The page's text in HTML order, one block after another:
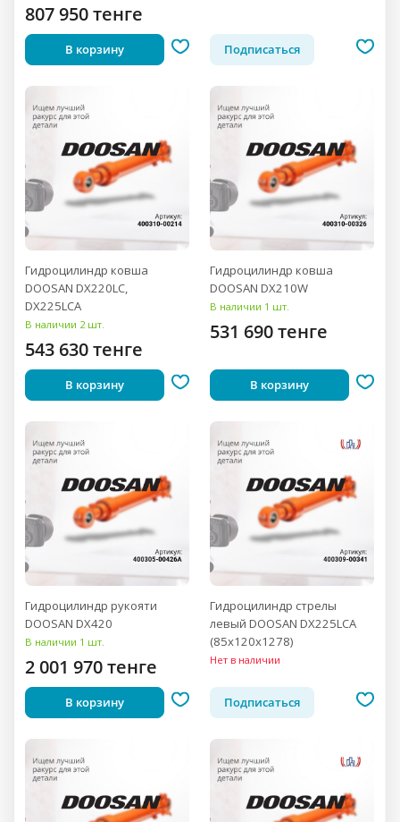
807 950 тенге
В корзину Подписаться
Гидроцилиндр ковша
DOOSAN DX220LC,
DX225LCA
В наличии 2 шт.
543 630 тенге
В корзину
Гидроцилиндр ковша
DOOSAN DX210W
В наличии 1 шт.
531 690 тенге
В корзину
Гидроцилиндр рукояти
DOOSAN DX420
В наличии 1 шт.
2 001 970 тенге
В корзину
Гидроцилиндр стрелы
левый DOOSAN DX225LCA
(85x120x1278)
Нет в наличии
Подписаться